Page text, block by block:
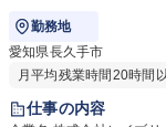
勤務地
愛知県長久手市
月平均残業時間20時間
仕事の内容